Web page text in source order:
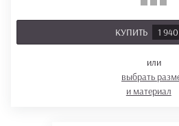
КУПИТЬ 1
или
выбрать
и материал